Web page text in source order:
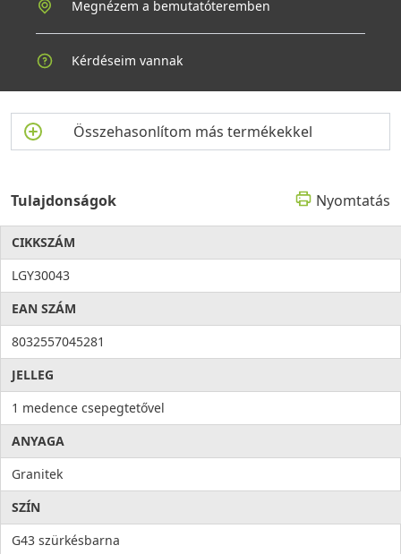
Antibakteriális védelem
baktériumok eltávolítását, ezzel higiéniát és tisztaságot hoz a
100%-os antibakteriális védelmetnyújtanak.
Megnézem a bemutatóteremben
Kérdéseim vannak
Összehasonlítom más termékekkel
Tulajdonságok Nyomtatás
CIKKSZÁM
LGY30043
EAN SZÁM
8032557045281
JELLEG
1 medence csepegtetővel
ANYAGA
Granitek
SZÍN
G43 szürkésbarna